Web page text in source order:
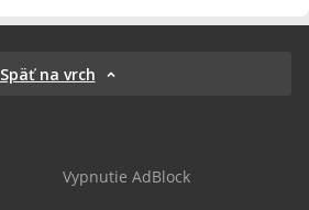
Späť na vrch
Vypnutie AdBlock